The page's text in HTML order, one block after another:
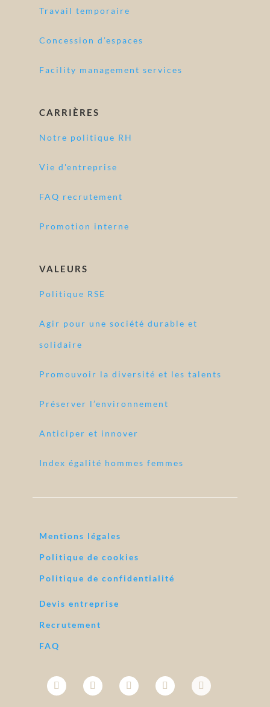
Travail temporaire
Concession d’espaces
Facility management services
CARRIÈRES
Notre politique RH
Vie d'entreprise
FAQ recrutement
Promotion interne
VALEURS
Politique RSE
Agir pour une société durable et
solidaire
Promouvoir la diversité et les talents
Préserver l’environnement
Anticiper et innover
Index égalité hommes femmes
Mentions légales
Politique de cookies
Politique de confidentialité
Devis entreprise
Recrutement
FAQ